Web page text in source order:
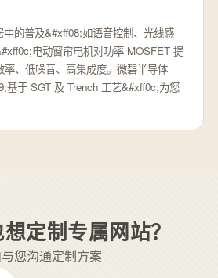
的普及&#xff08;如语音控制、光线感
电动窗帘电机对功率 MOSFET 提
率、低噪音、高集成度。微碧半导体
基于 SGT 及 Trench 工艺&#xff0c;为您
定制专属网站？
您沟通定制方案